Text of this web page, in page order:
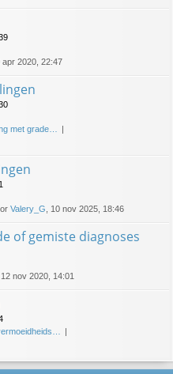
apr 2020, 22:47
met grade…
Valery_G , 10 nov 2025, 18:46
of gemiste diagnoses
, 12 nov 2020, 14:01